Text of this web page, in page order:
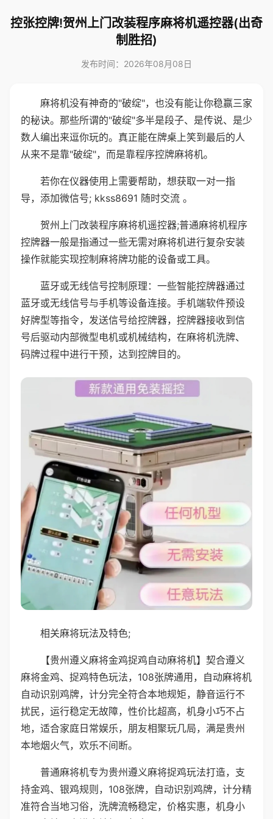
控张控牌!贺州上门改装程序麻将机遥控器(出奇
制胜招)
发布时间：2026年08月08日
麻将机没有神奇的"破绽"，也没有能让你稳赢三家
的秘诀。那些所谓的"破绽"多半是段子、是传说、是少
数人编出来逗你玩的。真正能在牌桌上笑到最后的人
从来不是靠"破绽"，而是靠程序控牌麻将机。
若你在仪器使用上需要帮助，想获取一对一指
导，添加微信号; kkss8691 随时交流 。
贺州上门改装程序麻将机遥控器;普通麻将机程序
控牌器一般是指通过一些无需对麻将机进行复杂安装
操作就能实现控制麻将牌功能的设备或工具。
蓝牙或无线信号控制原理：一些智能控牌器通过
蓝牙或无线信号与手机等设备连接。手机端软件预设
好牌型等指令，发送信号给控牌器，控牌器接收到信
号后驱动内部微型电机或机械结构，在麻将机洗牌、
码牌过程中进行干预，达到控牌目的。
相关麻将玩法及特色;
【贵州遵义麻将金鸡捉鸡自动麻将机】契合遵义
麻将金鸡、捉鸡特色玩法，108张牌通用，自动麻将机
自动识别鸡牌，计分完全符合本地规矩，静音运行不
扰民，运行稳定无故障，性价比超高，机身小巧不占
地，适合家庭日常娱乐，朋友相聚玩几局，满是贵州
本地烟火气，欢乐不间断。
普通麻将机专为贵州遵义麻将捉鸡玩法打造，支
持金鸡、银鸡规则，108张牌，自动识别鸡牌，计分精
准符合当地习俗，洗牌流畅稳定，价格实惠，机身小